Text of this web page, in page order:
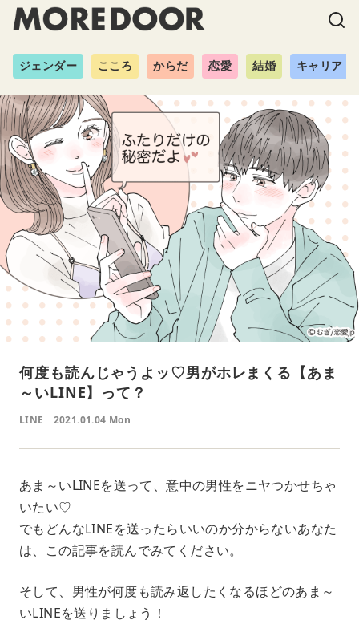
ジェンダー こころ からだ 恋愛 結婚 キャリア
何度も読んじゃうよッ♡男がホレまくる【あま
～いLINE】って？
LINE 2021.01.04 Mon
あま～いLINEを送って、意中の男性をニヤつかせちゃ
いたい♡
でもどんなLINEを送ったらいいのか分からないあなた
は、この記事を読んでみてください。
そして、男性が何度も読み返したくなるほどのあま～
いLINEを送りましょう！